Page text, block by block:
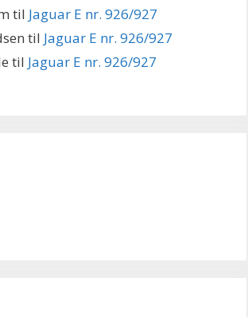
til Jaguar E nr. 926/927
til Jaguar E nr. 926/927
til Jaguar E nr. 926/927